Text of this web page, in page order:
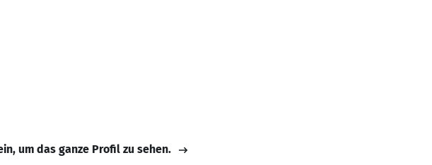
um das ganze Profil zu sehen.